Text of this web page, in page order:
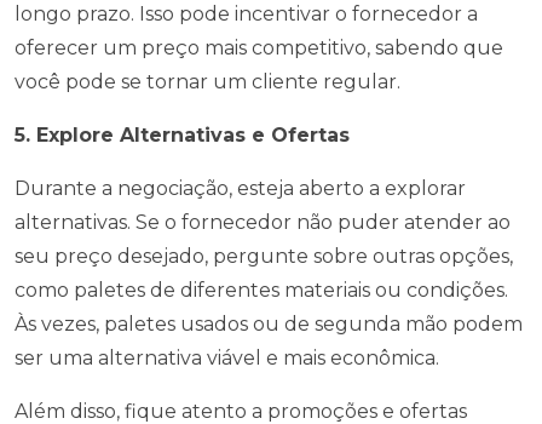
longo prazo. Isso pode incentivar o fornecedor a
oferecer um preço mais competitivo, sabendo que
você pode se tornar um cliente regular.
5. Explore Alternativas e Ofertas
Durante a negociação, esteja aberto a explorar
alternativas. Se o fornecedor não puder atender ao
seu preço desejado, pergunte sobre outras opções,
como paletes de diferentes materiais ou condições.
Às vezes, paletes usados ou de segunda mão podem
ser uma alternativa viável e mais econômica.
Além disso, fique atento a promoções e ofertas